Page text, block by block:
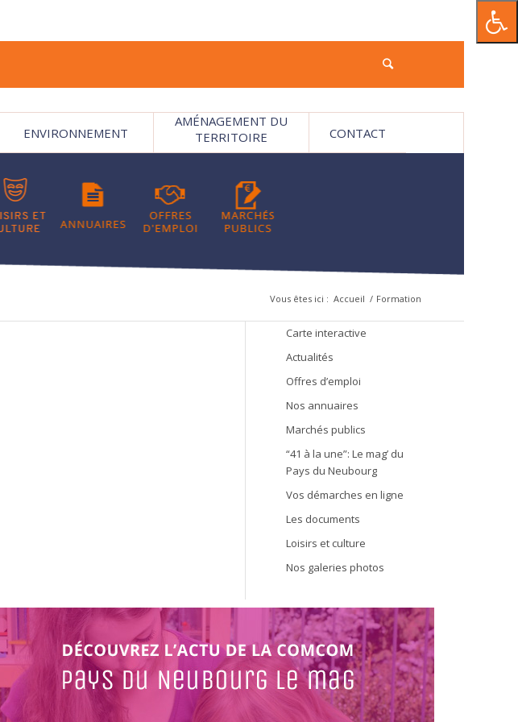
ENVIRONNEMENT
AMÉNAGEMENT DU
TERRITOIRE
CONTACT
Vous êtes ici : Accueil / Formation
Carte interactive
Actualités
Offres d’emploi
Nos annuaires
Marchés publics
“41 à la une”: Le mag’ du
Pays du Neubourg
Vos démarches en ligne
Les documents
Loisirs et culture
Nos galeries photos